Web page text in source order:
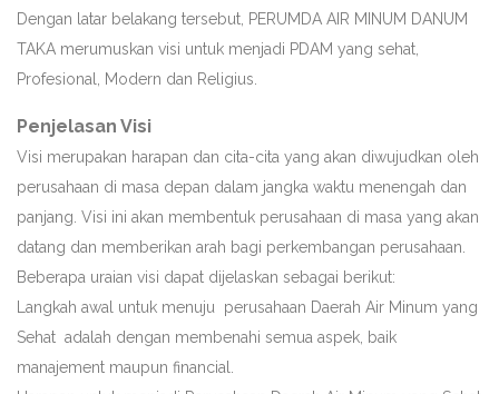
Dengan latar belakang tersebut, PERUMDA AIR MINUM DANUM
TAKA merumuskan visi untuk menjadi PDAM yang sehat,
Profesional, Modern dan Religius.
Penjelasan Visi
Visi merupakan harapan dan cita-cita yang akan diwujudkan oleh
perusahaan di masa depan dalam jangka waktu menengah dan
panjang. Visi ini akan membentuk perusahaan di masa yang akan
datang dan memberikan arah bagi perkembangan perusahaan.
Beberapa uraian visi dapat dijelaskan sebagai berikut:
Langkah awal untuk menuju perusahaan Daerah Air Minum yang
Sehat adalah dengan membenahi semua aspek, baik
manajement maupun financial.